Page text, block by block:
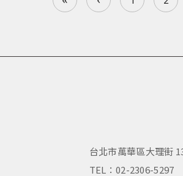
台北市萬華區大理街
TEL：02-2306-5297